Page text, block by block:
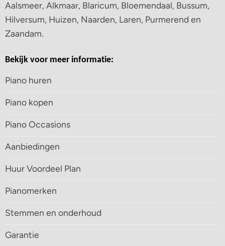
Aalsmeer, Alkmaar, Blaricum, Bloemendaal, Bussum,
Hilversum, Huizen, Naarden, Laren, Purmerend en
Zaandam.
Bekijk voor meer informatie:
Piano huren
Piano kopen
Piano Occasions
Aanbiedingen
Huur Voordeel Plan
Pianomerken
Stemmen en onderhoud
Garantie